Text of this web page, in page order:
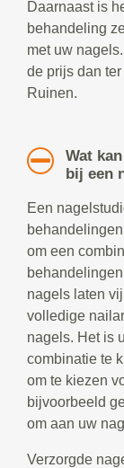
Daarnaast is
behandeling
met uw
de prijs dan
Ruinen.
Wat
bij een
Een
om een
nagels laten
volledige
nagels. Het is
combinatie te
om te kiezen
bijvoorbeeld
om aan uw
Verzorgde